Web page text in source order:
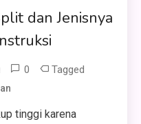
dan Jenisnya
0 Tagged
tinggi karena